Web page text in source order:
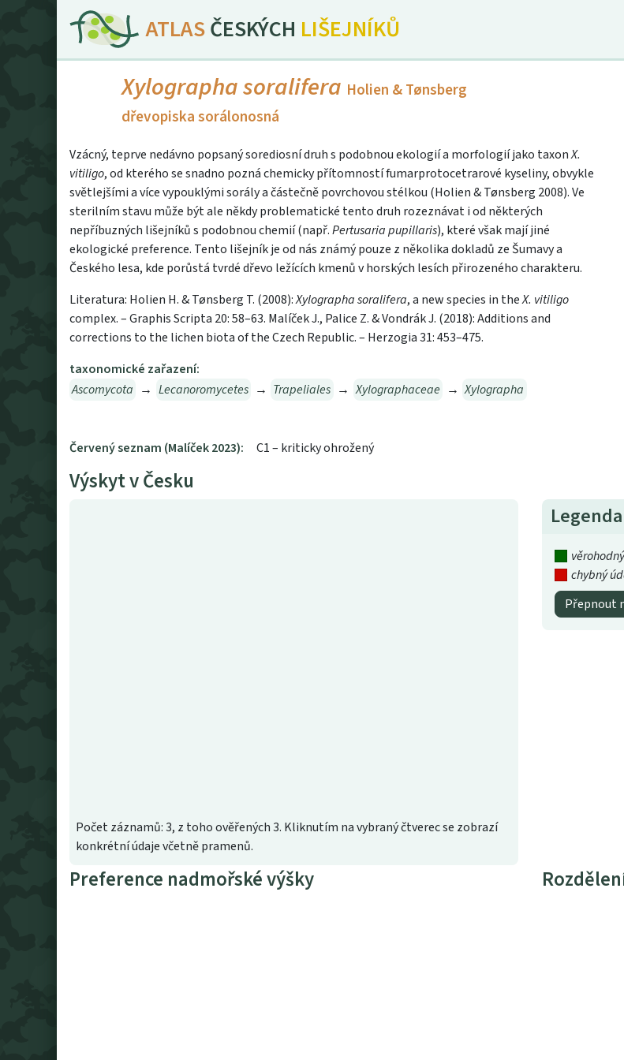
ATLASČESKÝCH LIŠEJNÍKŮ
Xylographa soralifera Holien & Tønsberg
dřevopiska sorálonosná
Vzácný, teprve nedávno popsaný sorediosní druh s podobnou ekologií a morfologií jako taxonX.
vitiligo, od kterého se snadno pozná chemicky přítomností fumarprotocetrarové kyseliny, obvykle
světlejšími a více vypouklými sorály a částečně povrchovou stélkou (Holien & Tønsberg 2008). Ve
sterilním stavu může být ale někdy problematické tento druh rozeznávat i od některých
nepříbuzných lišejníků s podobnou chemií (např.Pertusaria pupillaris), které však mají jiné
ekologické preference. Tento lišejník je od nás známý pouze z několika dokladů ze Šumavy a
Českého lesa, kde porůstá tvrdé dřevo ležících kmenů v horských lesích přirozeného charakteru.
Literatura: Holien H. & Tønsberg T. (2008):Xylographa soralifera, a new species in theX. vitiligo
complex. – Graphis Scripta 20: 58–63. Malíček J., Palice Z. & Vondrák J. (2018): Additions and
corrections to the lichen biota of the Czech Republic. – Herzogia 31: 453–475.
taxonomické zařazení:
Ascomycota → Lecanoromycetes → Trapeliales → Xylographaceae → Xylographa
Červený seznam (Malíček 2023): C1 – kriticky ohrožený
Výskyt v Česku
Počet záznamů: 3, z toho ověřených 3. Kliknutím na vybraný čtverec se zobrazí
konkrétní údaje včetně pramenů.
Legenda
chybný
Přepnout
Preference nadmořské výšky